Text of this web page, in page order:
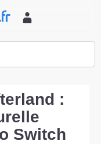
:
Switch